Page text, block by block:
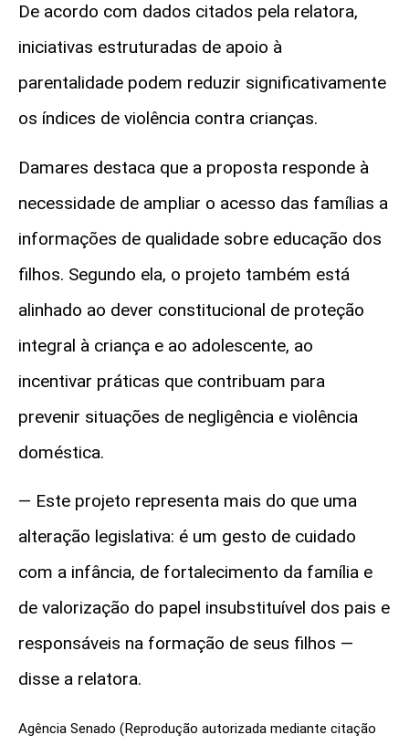
De acordo com dados citados pela relatora,
iniciativas estruturadas de apoio à
parentalidade podem reduzir significativamente
os índices de violência contra crianças.
Damares destaca que a proposta responde à
necessidade de ampliar o acesso das famílias a
informações de qualidade sobre educação dos
filhos. Segundo ela, o projeto também está
alinhado ao dever constitucional de proteção
integral à criança e ao adolescente, ao
incentivar práticas que contribuam para
prevenir situações de negligência e violência
doméstica.
— Este projeto representa mais do que uma
alteração legislativa: é um gesto de cuidado
com a infância, de fortalecimento da família e
de valorização do papel insubstituível dos pais e
responsáveis na formação de seus filhos —
disse a relatora.
Agência Senado (Reprodução autorizada mediante citação